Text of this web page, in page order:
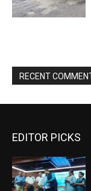
RECENT
EDITOR PICKS